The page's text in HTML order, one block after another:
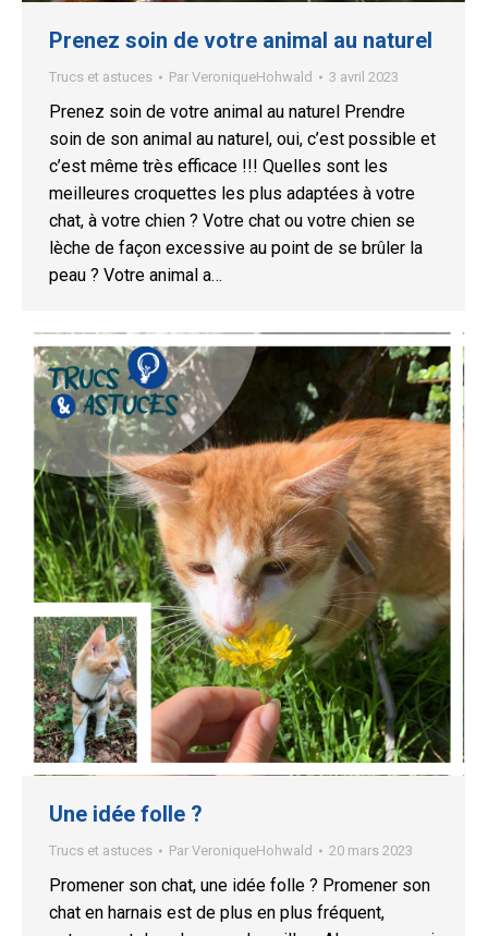
Prenez soin de votre animal au naturel
Trucs et astuces Par VeroniqueHohwald 3 avril 2023
Prenez soin de votre animal au naturel Prendre
soin de son animal au naturel, oui, c’est possible et
c’est même très efficace !!! Quelles sont les
meilleures croquettes les plus adaptées à votre
chat, à votre chien ? Votre chat ou votre chien se
lèche de façon excessive au point de se brûler la
peau ? Votre animal a…
Une idée folle ?
Trucs et astuces Par VeroniqueHohwald 20 mars 2023
Promener son chat, une idée folle ? Promener son
chat en harnais est de plus en plus fréquent,